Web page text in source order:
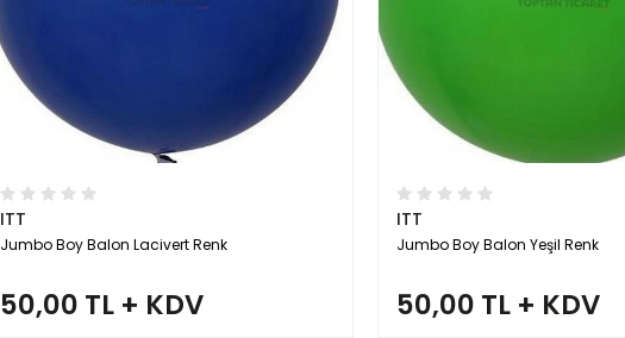
ITT
Jumbo Boy Balon Lacivert Renk
50,00 TL + KDV
ITT
Jumbo Boy Balon Yeşil Renk
50,00 TL + KDV